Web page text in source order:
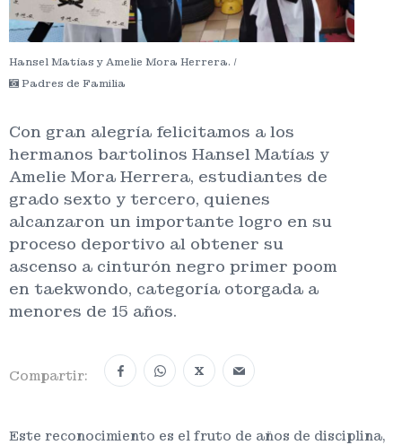
Hansel Matías y Amelie Mora Herrera. /
Padres de Familia
Con gran alegría felicitamos a los
hermanos bartolinos Hansel Matías y
Amelie Mora Herrera, estudiantes de
grado sexto y tercero, quienes
alcanzaron un importante logro en su
proceso deportivo al obtener su
ascenso a cinturón negro primer poom
en taekwondo, categoría otorgada a
menores de 15 años.
Compartir: X
Este reconocimiento es el fruto de años de disciplina,